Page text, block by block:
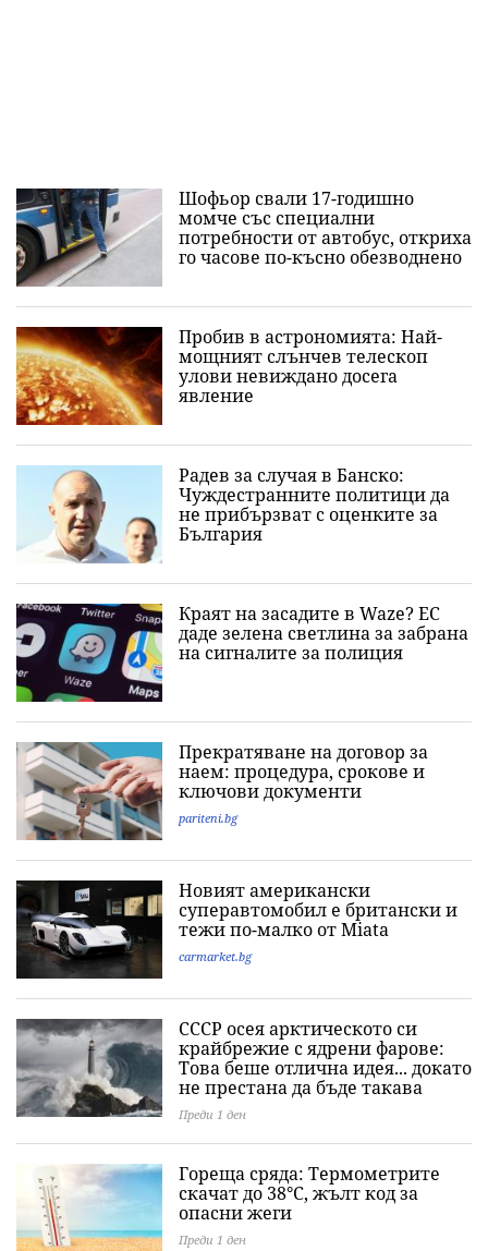
Шофьор свали 17-годишно
момче със специални
потребности от автобус, откриха
го часове по-късно обезводнено
Пробив в астрономията: Най-
мощният слънчев телескоп
улови невиждано досега
явление
Радев за случая в Банско:
Чуждестранните политици да
не прибързват с оценките за
България
Краят на засадите в Waze? ЕС
даде зелена светлина за забрана
на сигналите за полиция
Прекратяване на договор за
наем: процедура, срокове и
ключови документи
pariteni.bg
Новият американски
суперавтомобил е британски и
тежи по-малко от Miata
carmarket.bg
СССР осея арктическото си
крайбрежие с ядрени фарове:
Това беше отлична идея... докато
не престана да бъде такава
Преди 1 ден
Гореща сряда: Термометрите
скачат до 38°C, жълт код за
опасни жеги
Преди 1 ден